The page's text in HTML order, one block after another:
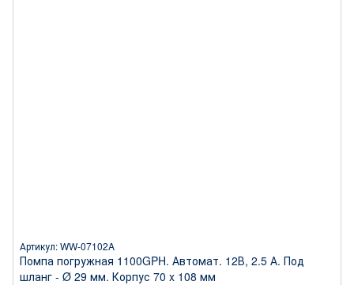
Артикул: WW-07102A
Помпа погружная 1100GPH. Автомат. 12В, 2.5 А. Под
шланг - Ø 29 мм. Корпус 70 x 108 мм